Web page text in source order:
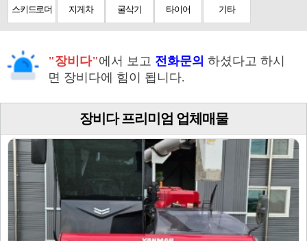
스키드로더 지게차 굴삭기 타이어 기타
"장비다"에서 보고 전화문의 하셨다고 하시
면 장비다에 힘이 됩니다.
장비다 프리미엄 업체매물